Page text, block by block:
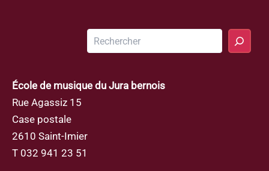
École de musique du Jura bernois
Rue Agassiz 15
Case postale
2610 Saint-Imier
T 032 941 23 51